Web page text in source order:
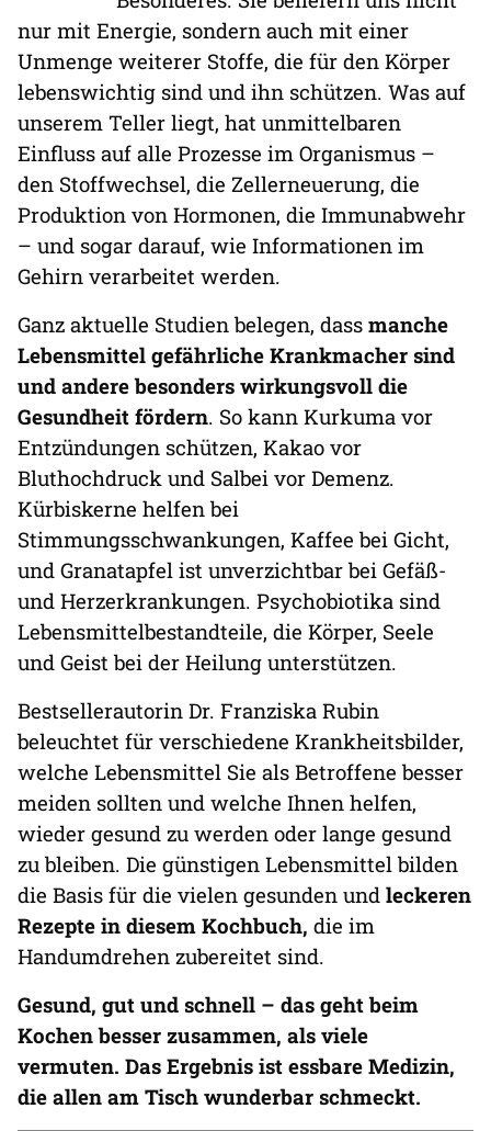
nur mit Energie, sondern auch mit einer
Unmenge weiterer Stoffe, die für den Körper
lebenswichtig sind und ihn schützen. Was auf
unserem Teller liegt, hat unmittelbaren
Einfluss auf alle Prozesse im Organismus –
den Stoffwechsel, die Zellerneuerung, die
Produktion von Hormonen, die Immunabwehr
– und sogar darauf, wie Informationen im
Gehirn verarbeitet werden.
Ganz aktuelle Studien belegen, dass manche
Lebensmittel gefährliche Krankmacher sind
und andere besonders wirkungsvoll die
Gesundheit fördern. So kann Kurkuma vor
Entzündungen schützen, Kakao vor
Bluthochdruck und Salbei vor Demenz.
Kürbiskerne helfen bei
Stimmungsschwankungen, Kaffee bei Gicht,
und Granatapfel ist unverzichtbar bei Gefäß-
und Herzerkrankungen. Psychobiotika sind
Lebensmittelbestandteile, die Körper, Seele
und Geist bei der Heilung unterstützen.
Bestsellerautorin Dr. Franziska Rubin
beleuchtet für verschiedene Krankheitsbilder,
welche Lebensmittel Sie als Betroffene besser
meiden sollten und welche Ihnen helfen,
wieder gesund zu werden oder lange gesund
zu bleiben. Die günstigen Lebensmittel bilden
die Basis für die vielen gesunden und leckeren
Rezepte in diesem Kochbuch, die im
Handumdrehen zubereitet sind.
Gesund, gut und schnell – das geht beim
Kochen besser zusammen, als viele
vermuten. Das Ergebnis ist essbare Medizin,
die allen am Tisch wunderbar schmeckt.